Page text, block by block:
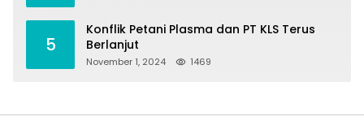
5
Konflik Petani Plasma dan PT KLS Terus
Berlanjut
November 1, 2024 1469